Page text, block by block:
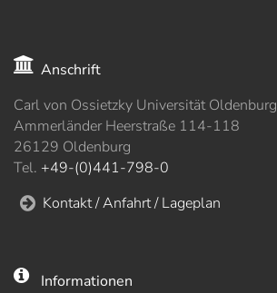
Anschrift
Carl von Ossietzky Universität Oldenburg
Ammerländer Heerstraße 114-118
26129 Oldenburg
Tel. +49-(0)441-798-0
Kontakt / Anfahrt / Lageplan
Informationen